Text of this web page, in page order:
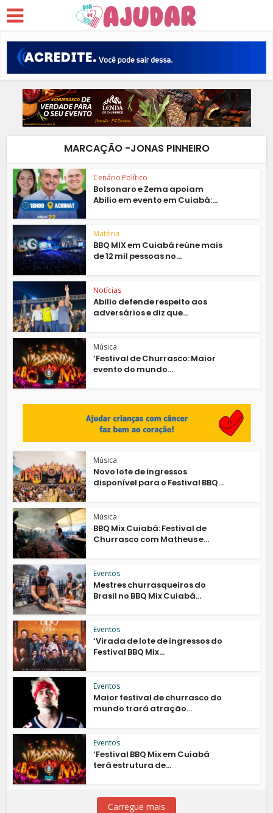
MARCAÇÃO -JONAS PINHEIRO
Cenário Político
Bolsonaro e Zema apoiam
Abilio em evento em Cuiabá:...
Matéria
BBQ MIX em Cuiabá reúne mais
de 12 mil pessoas no...
Notícias
Abilio defende respeito aos
adversários e diz que...
Música
‘Festival de Churrasco: Maior
evento do mundo...
Música
Novo lote de ingressos
disponível para o Festival BBQ...
Música
BBQ Mix Cuiabá: Festival de
Churrasco com Matheus e...
Eventos
Mestres churrasqueiros do
Brasil no BBQ Mix Cuiabá...
Eventos
‘Virada de lote de ingressos do
Festival BBQ Mix...
Eventos
Maior festival de churrasco do
mundo trará atração...
Eventos
‘Festival BBQ Mix em Cuiabá
terá estrutura de...
Carregue mais